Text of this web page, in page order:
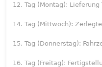
12. Tag (Montag):
14. Tag (Mittwoch):
15. Tag (Donnerstag):
16. Tag (Freitag):